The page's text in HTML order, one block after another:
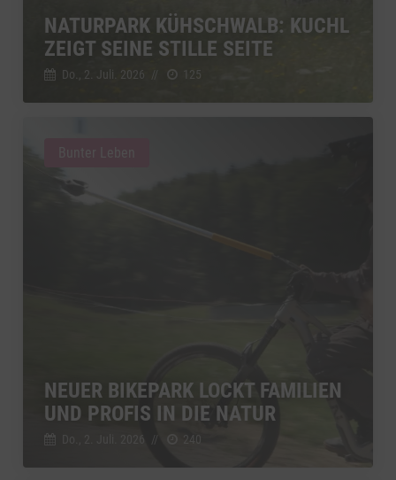
NATURPARK KÜHSCHWALB: KUCHL
ZEIGT SEINE STILLE SEITE
Do., 2. Juli. 2026 // 125
NEUER BIKEPARK LOCKT FAMILIEN
UND PROFIS IN DIE NATUR
Do., 2. Juli. 2026 // 240